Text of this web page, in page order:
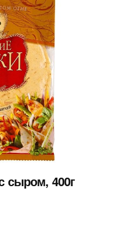
сыром, 400г